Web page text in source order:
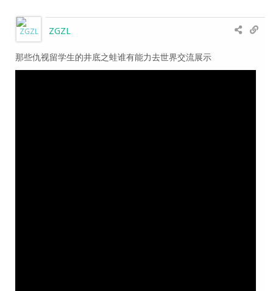
ZGZL
那些仇视留学生的井底之蛙谁有能力去世界交流展示